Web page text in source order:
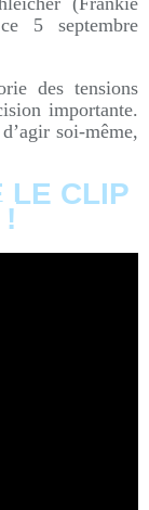
5 septembre
des tensions
importante.
soi-même,
LE CLIP